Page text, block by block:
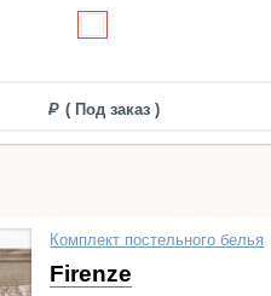
( Под заказ )
Комплект постельного белья
Firenze